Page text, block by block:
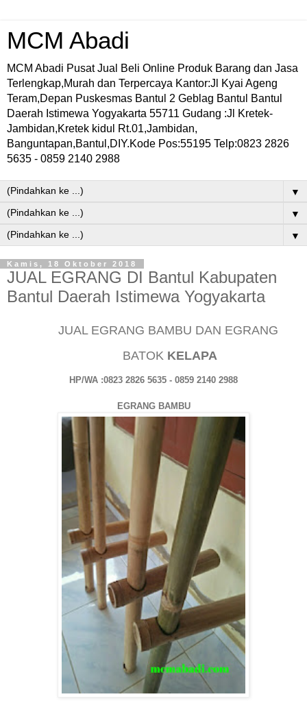
MCM Abadi
MCM Abadi Pusat Jual Beli Online Produk Barang dan Jasa
Terlengkap,Murah dan Terpercaya Kantor:Jl Kyai Ageng
Teram,Depan Puskesmas Bantul 2 Geblag Bantul Bantul
Daerah Istimewa Yogyakarta 55711 Gudang :Jl Kretek-
Jambidan,Kretek kidul Rt.01,Jambidan,
Banguntapan,Bantul,DIY.Kode Pos:55195 Telp:0823 2826
5635 - 0859 2140 2988
▼
▼
▼
Kamis, 18 Oktober 2018
JUAL EGRANG DI Bantul Kabupaten
Bantul Daerah Istimewa Yogyakarta
JUAL EGRANG BAMBU DAN EGRANG
BATOK KELAPA
HP/WA :0823 2826 5635 - 0859 2140 2988
EGRANG BAMBU